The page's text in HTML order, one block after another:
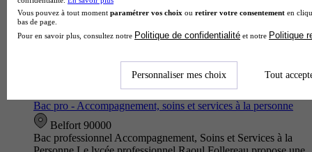
Lycée professionnel Raoul Follereau
Bac pro - Accompagnement, soins et services à la personne
Belfort 90000
Bac professionnel Accompagnement, Soins et Services à la
Vous pouvez à tout moment paramétrer vos choix ou retirer votre consentement en
bas de page.
Pour en savoir plus, consultez notre Politique de confidentialité et notre Politique
Personnaliser mes choix Tout